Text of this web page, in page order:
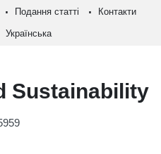
Подання статті Контакти
Українська
Sustainability